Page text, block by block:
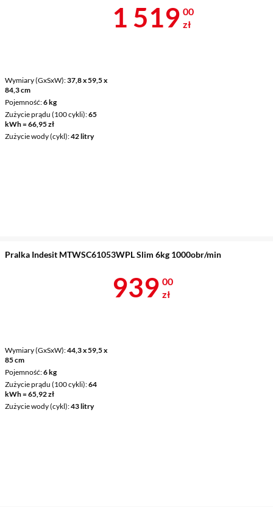
Wymiary (GxSxW) 37,8 x 59,5 x
84,3 cm
Pojemność 6 kg
Zużycie prądu (100 cykli) 65
kWh = 66,95 zł
Zużycie wody (cykl) 42 litry
Cena 1 519 zł
1 519 00
zł
Pralka Indesit MTWSC61053WPL Slim 6kg 1000obr/min
Wymiary (GxSxW) 44,3 x 59,5 x
85 cm
Pojemność 6 kg
Zużycie prądu (100 cykli) 64
kWh = 65,92 zł
Zużycie wody (cykl) 43 litry
Cena 939 zł
939 00
zł